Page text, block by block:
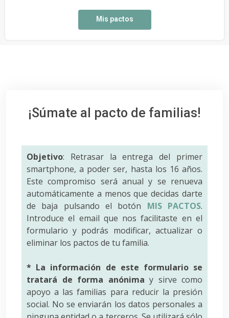
Mis pactos
¡Súmate al pacto de familias!
Objetivo: Retrasar la entrega del primer
smartphone, a poder ser, hasta los 16 años.
Este compromiso será anual y se renueva
automáticamente a menos que decidas darte
de baja pulsando el botón MIS PACTOS.
Introduce el email que nos facilitaste en el
formulario y podrás modificar, actualizar o
eliminar los pactos de tu familia.
* La información de este formulario se
tratará de forma anónima y sirve como
apoyo a las familias para reducir la presión
social. No se enviarán los datos personales a